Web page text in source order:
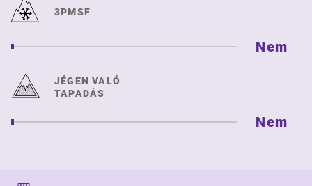
3PMSF
Nem
JÉGEN VALÓ
TAPADÁS
Nem